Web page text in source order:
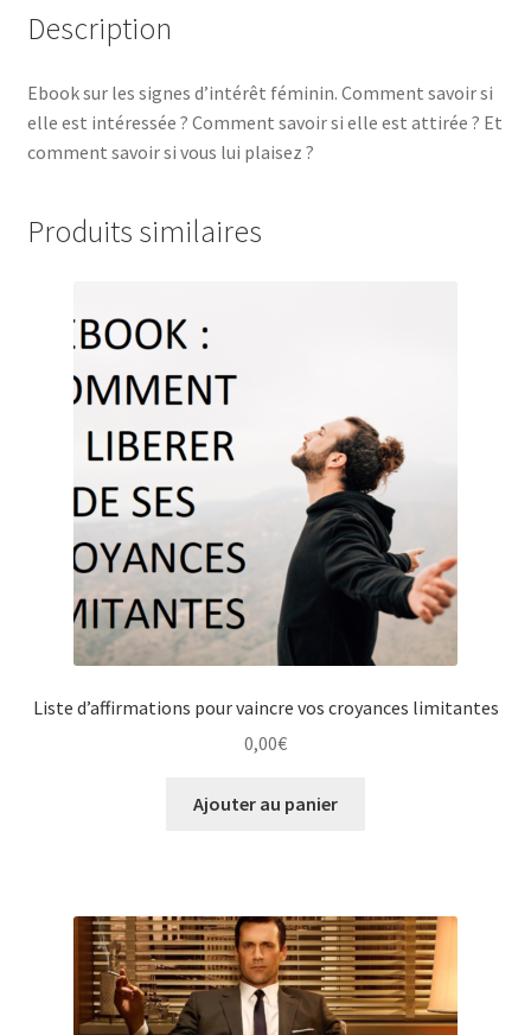
Description
Ebook sur les signes d’intérêt féminin. Comment savoir si
elle est intéressée ? Comment savoir si elle est attirée ? Et
comment savoir si vous lui plaisez ?
Produits similaires
Liste d’affirmations pour vaincre vos croyances limitantes
0,00€
Ajouter au panier